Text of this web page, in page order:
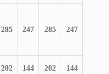
285 247 285 247
202 144 202 144